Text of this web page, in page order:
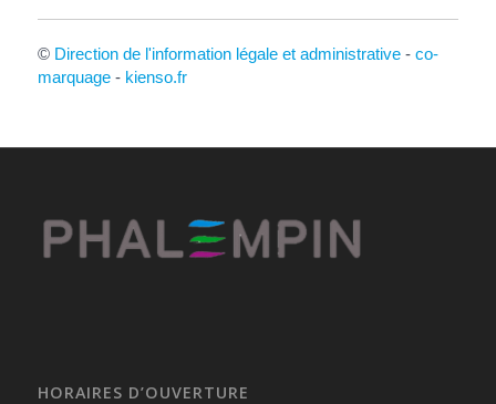
© Direction de l'information légale et administrative- co-
marquage- kienso.fr
HORAIRES D’OUVERTURE